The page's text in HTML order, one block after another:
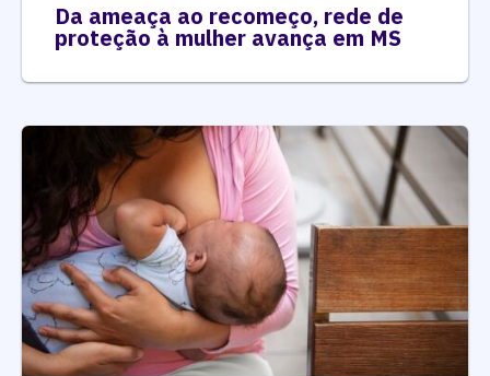
Da ameaça ao recomeço, rede de
proteção à mulher avança em MS